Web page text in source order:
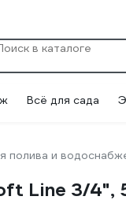
Всё для сада
полива и
Line 3/